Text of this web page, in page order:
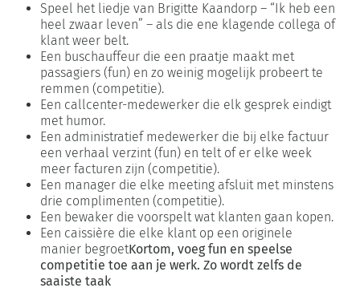
Speel het liedje van Brigitte Kaandorp – “Ik heb een
heel zwaar leven” – als die ene klagende collega of
klant weer belt.
Een buschauffeur die een praatje maakt met
passagiers (fun) en zo weinig mogelijk probeert te
remmen (competitie).
Een callcenter-medewerker die elk gesprek eindigt
met humor.
Een administratief medewerker die bij elke factuur
een verhaal verzint (fun) en telt of er elke week
meer facturen zijn (competitie).
Een manager die elke meeting afsluit met minstens
drie complimenten (competitie).
Een bewaker die voorspelt wat klanten gaan kopen.
Een caissière die elke klant op een originele
manier begroetKortom, voeg fun en speelse
competitie toe aan je werk. Zo wordt zelfs de
saaiste taak